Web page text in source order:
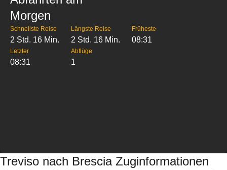
Morgen
Schnellste Reise
2 Std. 16 Min.
Längste Reise
2 Std. 16 Min.
Früheste
08:31
Letzter
08:31
Abflüge
1
Treviso nach Brescia Zuginformationen